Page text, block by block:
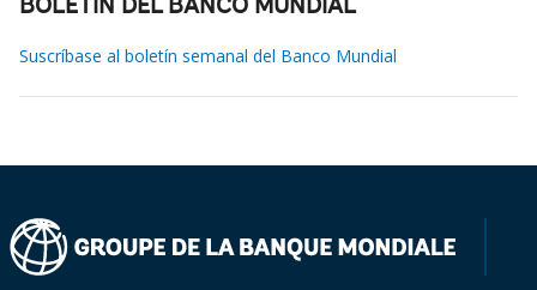
BOLETÍN DEL BANCO MUNDIAL
Suscríbase al boletín semanal del Banco Mundial